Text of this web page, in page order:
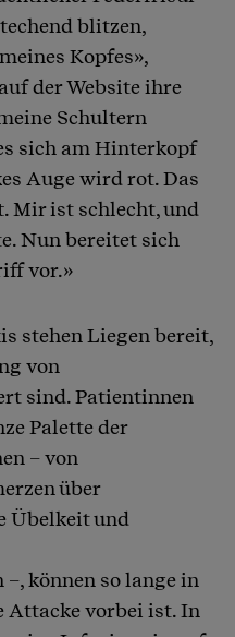
blitzen,
Kopfes»,
der Website ihre
Schultern
sich am Hinterkopf
Auge wird rot. Das
Mir ist schlecht, und
Nun bereitet sich
vor.»
stehen Liegen bereit,
von
sind. Patientinnen
Palette der
– von
über
Übelkeit und
können so lange in
Attacke vorbei ist. In